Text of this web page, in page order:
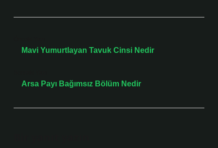
Mavi Yumurtlayan Tavuk Cinsi Nedir
Arsa Payı Bağımsız Bölüm Nedir